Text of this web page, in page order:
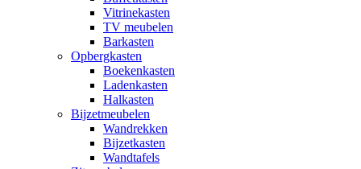
Vitrinekasten
TV meubelen
Barkasten
Opbergkasten
Boekenkasten
Ladenkasten
Halkasten
Bijzetmeubelen
Wandrekken
Bijzetkasten
Wandtafels